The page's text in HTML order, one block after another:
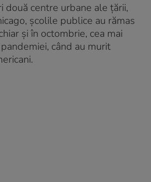
două centre urbane ale țării,
școlile publice au rămas
și în octombrie, cea mai
când au murit